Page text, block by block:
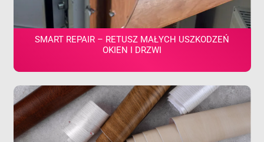
SMART REPAIR – RETUSZ MAŁYCH USZKODZEŃ
OKIEN I DRZWI